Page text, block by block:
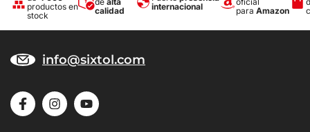
Diseño
El diseño moderno garantiza un uso sin problemas y un aspecto
Material reciclable, muy resistente y de calidad: la goma
microporosa SBR proporciona a las bandejas una elasticidad
productos en
stock
calidad
internacional
para Amazon
info@sixtol.com